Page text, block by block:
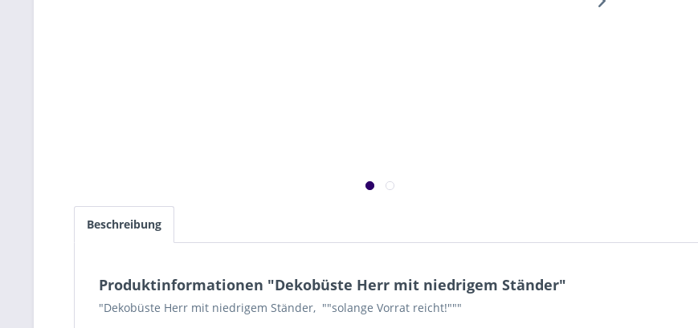
Beschreibung
Produktinformationen "Dekobüste Herr mit niedrigem Ständer"
"Dekobüste Herr mit niedrigem Ständer,  ""solange Vorrat reicht!"""